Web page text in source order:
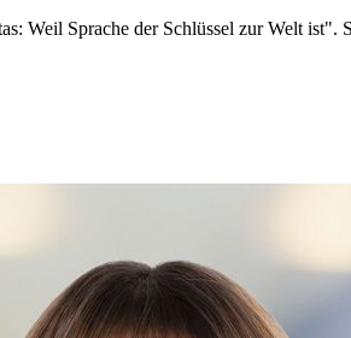
Weil Sprache der Schlüssel zur Welt